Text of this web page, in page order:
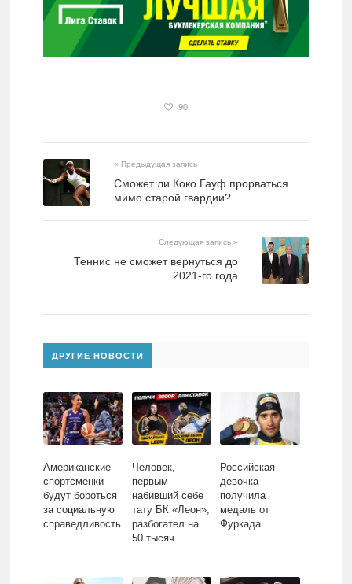
90
« Предыдущая запись
Сможет ли Коко Гауф прорваться
мимо старой гвардии?
Следующая запись »
Теннис не сможет вернуться до
2021-го года
ДРУГИЕ НОВОСТИ
Американские
спортсменки
будут бороться
за социальную
справедливость
Человек,
первым
набивший себе
тату БК «Леон»,
разбогател на
50 тысяч
Российская
девочка
получила
медаль от
Фуркада